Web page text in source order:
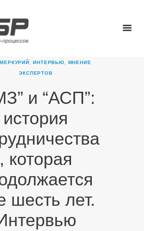
,ИНТЕРВЬЮ
МНЕНИЕ
ЭКСПЕРТОВ
и “АСП”:
история
, которая
шесть лет.